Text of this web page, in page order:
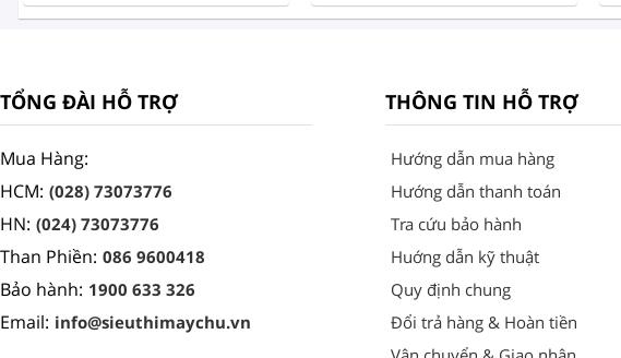
TỔNG ĐÀI HỖ TRỢ
Mua Hàng:
HCM: (028) 73073776
HN: (024) 73073776
Than Phiền: 086 9600418
Bảo hành: 1900 633 326
Email: info@sieuthimaychu.vn
THÔNG TIN HỖ TRỢ
Hướng dẫn mua hàng
Hướng dẫn thanh toán
Tra cứu bảo hành
Huớng dẫn kỹ thuật
Quy định chung
Đổi trả hàng & Hoàn tiền